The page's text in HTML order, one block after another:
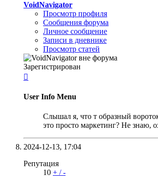
VoidNavigator
Просмотр профиля
Сообщения форума
Личное сообщение
Записи в дневнике
Просмотр статей
Зарегистрирован

User Info Menu
Слышал я, что т образный
это просто маркетинг? Не знаю,
2024-12-13, 17:04
Репутация
10 + /-